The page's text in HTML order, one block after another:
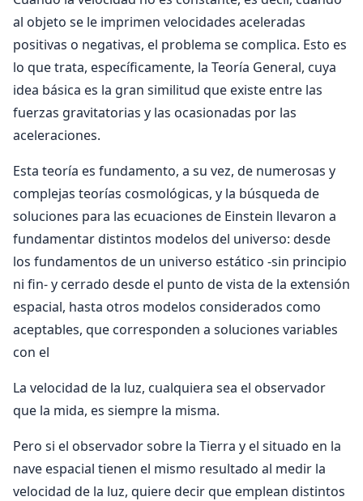
al objeto se le imprimen velocidades ace­leradas
positivas o negativas, el problema se com­plica. Esto es
lo que trata, específicamente, la Teoría General, cuya
idea básica es la gran simili­tud que existe entre las
fuerzas gravitatorias y las ocasionadas por las
aceleraciones.
Esta teoría es fundamento, a su vez, de nume­rosas y
complejas teorías cosmológicas, y la bús­queda de
soluciones para las ecuaciones de Eins­tein llevaron a
fundamentar distintos modelos del universo: desde
los fundamentos de un universo estático -sin principio
ni fin- y cerrado desde el punto de vista de la extensión
espacial, hasta otros modelos considerados como
aceptables, que corresponden a soluciones variables
con el
La velocidad de la luz, cualquiera sea el observador
que la mida, es siempre la misma.
Pero si el observador sobre la Tierra y el situado en la
nave espacial tienen el mismo resultado al medir la
velocidad de la luz, quiere decir que emplean distintos